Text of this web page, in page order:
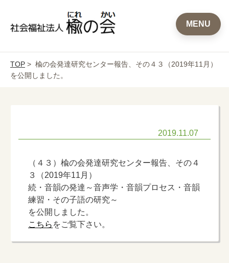
MENU
TOP > 楡の会発達研究センター報告、その４３（2019年11月）
を公開しました。
2019.11.07
（４３）楡の会発達研究センター報告、その４
３（2019年11月）
続・音韻の発達～音声学・音韻プロセス・音韻
練習・その子語の研究～
を公開しました。
こちら をご覧下さい。